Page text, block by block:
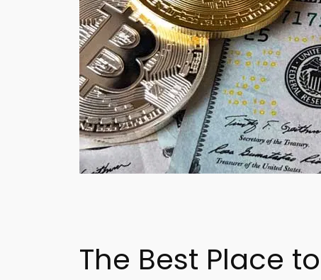
The Best Place